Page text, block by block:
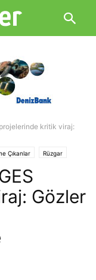
kritik viraj:
Çıkanlar Rüzgar
Gözler